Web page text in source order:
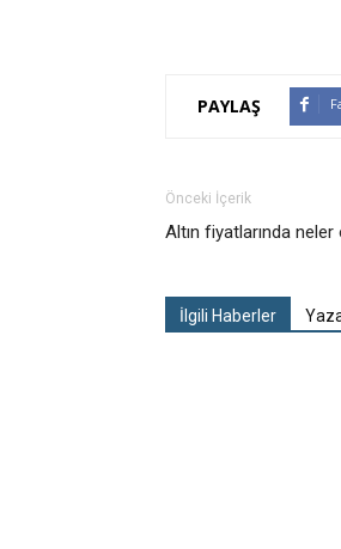
PAYLAŞ
Önceki İçerik
Altın fiyatlarında
İlgili Haberler